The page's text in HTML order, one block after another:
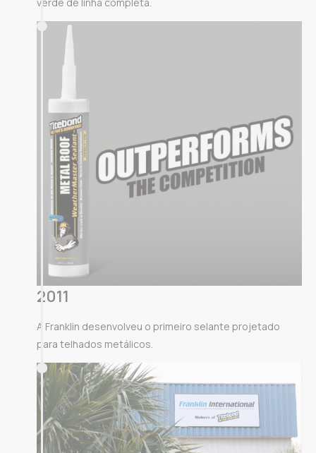
2011
A Franklin desenvolveu o primeiro selante projetado
para telhados metálicos.